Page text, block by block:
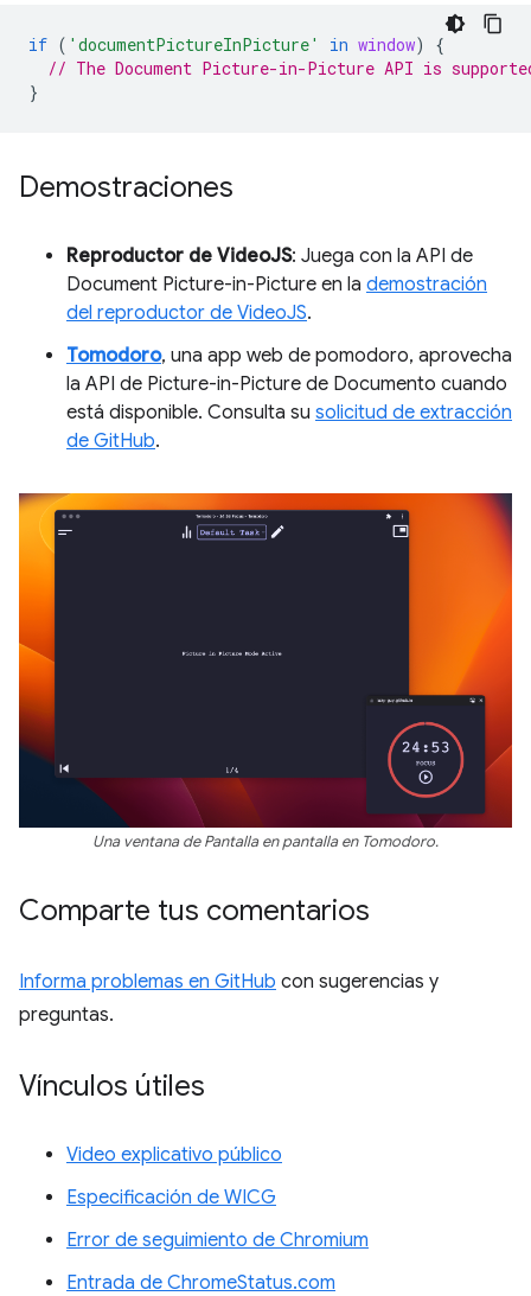
if ( 'documentPictureInPicture' in window)
{
// The Document Picture-in-Picture API is
}
Demostraciones
Reproductor de VideoJS: Juega con la API de
Document Picture-in-Picture en la demostración
del reproductor de VideoJS.
Tomodoro, una app web de pomodoro, aprovecha
la API de Picture-in-Picture de Documento cuando
está disponible. Consulta su solicitud de extracción
de GitHub.
Una ventana de Pantalla en pantalla en Tomodoro.
Comparte tus comentarios
Informa problemas en GitHub con sugerencias y
preguntas.
Vínculos útiles
Video explicativo público
Especificación de WICG
Error de seguimiento de Chromium
Entrada de ChromeStatus.com